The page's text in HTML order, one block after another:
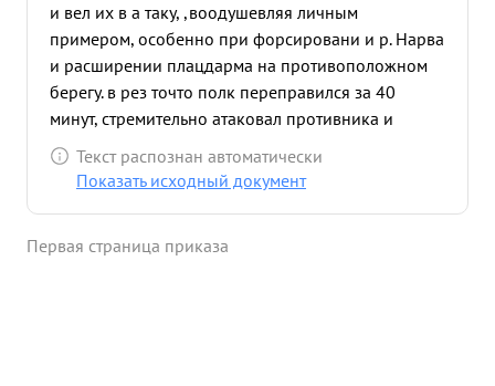
и вел их в а таку, ,воодушевляя личным
примером, особенно при форсировани и р. Нарва
и расширении плацдарма на противоположном
берегу. в рез точто полк переправился за 40
минут, стремительно атаковал противника и
овладел 3-мя населенными пунктами захвачено
до 100 человек пленных и большие трофеи.
действиями полка. За отличную организ ацию и
Текст распознан автоматически
Показать исходный документ
Первая страница приказа